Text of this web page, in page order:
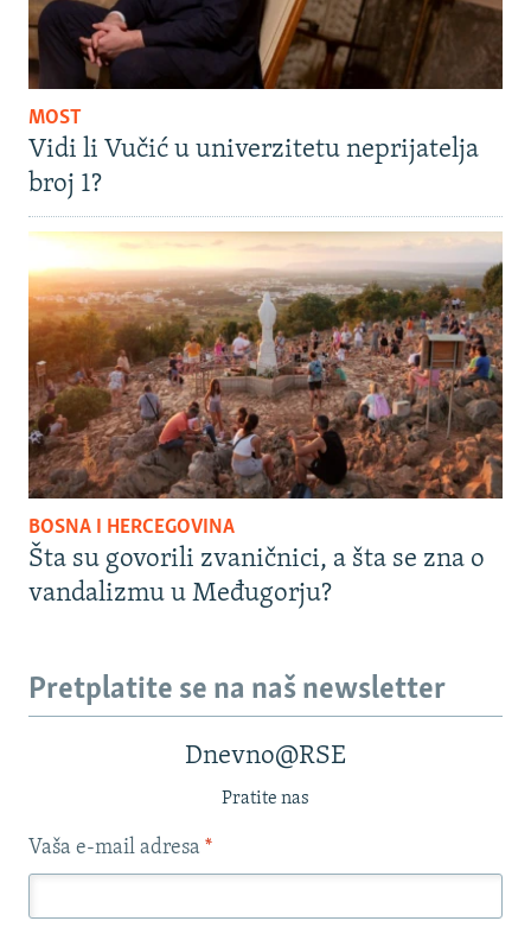
MOST
Vidi li Vučić u univerzitetu neprijatelja
broj 1?
BOSNA I HERCEGOVINA
Šta su govorili zvaničnici, a šta se zna o
vandalizmu u Međugorju?
Pretplatite se na naš newsletter
Dnevno@RSE
Pratite nas
Vaša e-mail adresa *